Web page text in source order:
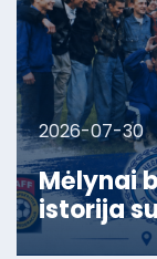
2026-07-30
Mėlynai
istorija